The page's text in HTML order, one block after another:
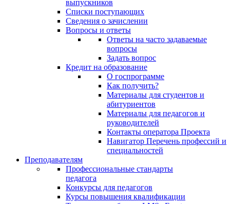
выпускников
Списки поступающих
Сведения о зачислении
Вопросы и ответы
Ответы на часто задаваемые
вопросы
Задать вопрос
Кредит на образование
О госпрограмме
Как получить?
Материалы для студентов и
абитуриентов
Материалы для педагогов и
руководителей
Контакты оператора Проекта
Навигатор Перечень профессий и
специальностей
Преподавателям
Профессиональные стандарты
педагога
Конкурсы для педагогов
Курсы повышения квалификации